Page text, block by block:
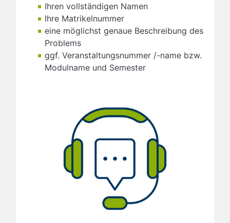
Ihren vollständigen Namen
Ihre Matrikelnummer
eine möglichst genaue Beschreibung des
Problems
ggf. Veranstaltungsnummer /-name bzw.
Modulname und Semester